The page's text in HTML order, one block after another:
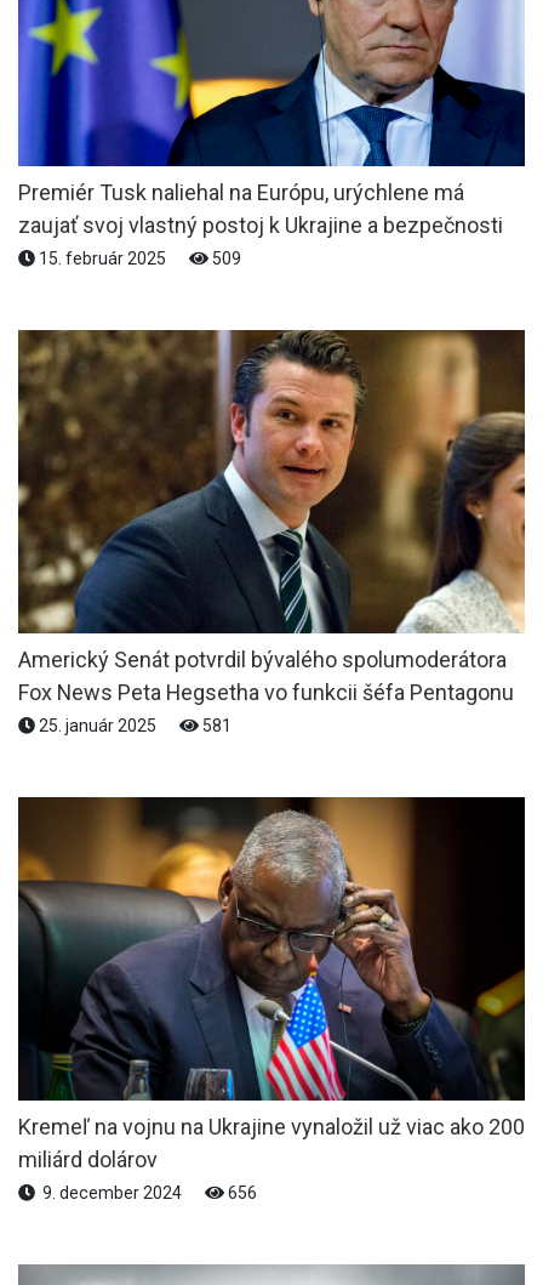
Premiér Tusk naliehal na Európu, urýchlene má
zaujať svoj vlastný postoj k Ukrajine a bezpečnosti
15. február 2025 509
Americký Senát potvrdil bývalého spolumoderátora
Fox News Peta Hegsetha vo funkcii šéfa Pentagonu
25. január 2025 581
Kremeľ na vojnu na Ukrajine vynaložil už viac ako 200
miliárd dolárov
9. december 2024 656